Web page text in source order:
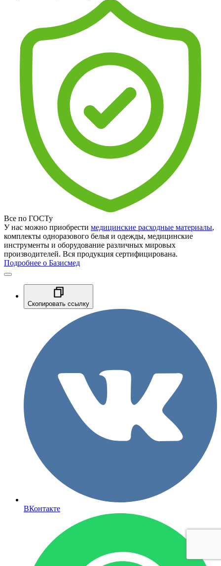
Все по ГОСТу
У нас можно приобрести медицинские расходные материалы,
комплекты одноразового белья и одежды, медицинские
инструменты и оборудование различных мировых
производителей. Вся продукция сертифицирована.
Подробнее о Базисмед
Скопировать ссылку
ВКонтакте